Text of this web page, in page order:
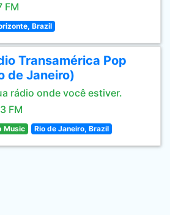
FM
Brazil
Transamérica Pop
de Janeiro)
rádio onde você estiver.
FM
Music Rio de Janeiro, Brazil